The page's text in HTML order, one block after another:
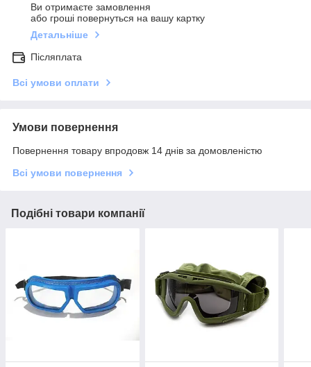
Ви отримаєте замовлення
або гроші повернуться на вашу картку
Детальніше
Післяплата
Всі умови оплати
Умови повернення
Повернення товару впродовж 14 днів за домовленістю
Всі умови повернення
Подібні товари компанії